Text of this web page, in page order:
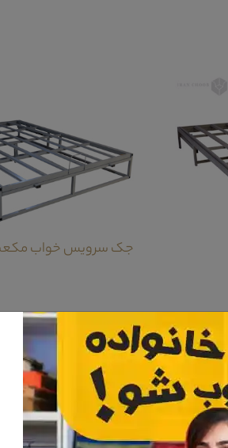
جک سرویس خواب
ترکیب رنگی و چه از نظر استفاده از بهترین
است با نور مخفی به کار رفته در همین قسمت